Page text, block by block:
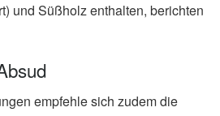
und Süßholz enthalten, berichten
empfehle sich zudem die